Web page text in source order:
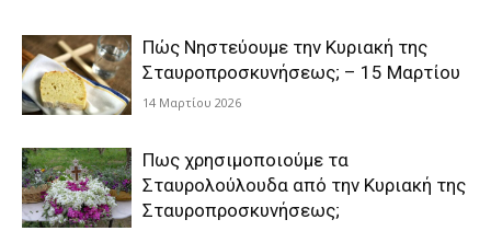
Πώς Νηστεύουμε την Κυριακή της
Σταυροπροσκυνήσεως; – 15 Μαρτίου
14 Μαρτίου 2026
Πως χρησιμοποιούμε τα
Σταυρολούλουδα από την Κυριακή της
Σταυροπροσκυνήσεως;